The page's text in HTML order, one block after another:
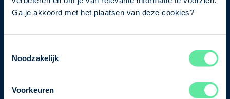
Ga je akkoord met het plaatsen van deze cookies?
Noodzakelijk
Voorkeuren
Ons verhaal
Bezuidenhoutseweg 12
T+31 70 349 03 49